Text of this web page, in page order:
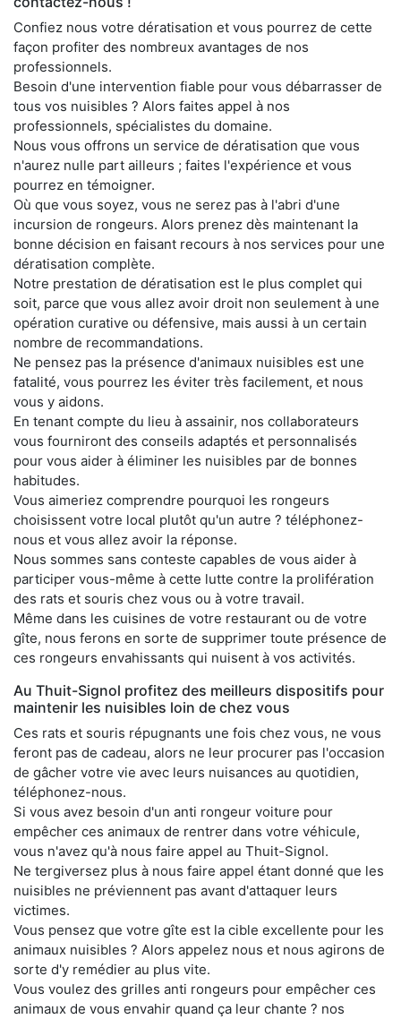
Confiez nous votre dératisation et vous pourrez de cette
façon profiter des nombreux avantages de nos
professionnels.
Besoin d'une intervention fiable pour vous débarrasser de
tous vos nuisibles ? Alors faites appel à nos
professionnels, spécialistes du domaine.
Nous vous offrons un service de dératisation que vous
n'aurez nulle part ailleurs ; faites l'expérience et vous
pourrez en témoigner.
Où que vous soyez, vous ne serez pas à l'abri d'une
incursion de rongeurs. Alors prenez dès maintenant la
bonne décision en faisant recours à nos services pour une
dératisation complète.
Notre prestation de dératisation est le plus complet qui
soit, parce que vous allez avoir droit non seulement à une
opération curative ou défensive, mais aussi à un certain
nombre de recommandations.
Ne pensez pas la présence d'animaux nuisibles est une
fatalité, vous pourrez les éviter très facilement, et nous
vous y aidons.
En tenant compte du lieu à assainir, nos collaborateurs
vous fourniront des conseils adaptés et personnalisés
pour vous aider à éliminer les nuisibles par de bonnes
habitudes.
Vous aimeriez comprendre pourquoi les rongeurs
choisissent votre local plutôt qu'un autre ? téléphonez-
nous et vous allez avoir la réponse.
Nous sommes sans conteste capables de vous aider à
participer vous-même à cette lutte contre la prolifération
des rats et souris chez vous ou à votre travail.
Même dans les cuisines de votre restaurant ou de votre
gîte, nous ferons en sorte de supprimer toute présence de
ces rongeurs envahissants qui nuisent à vos activités.
Au Thuit-Signol profitez des meilleurs dispositifs pour
maintenir les nuisibles loin de chez vous
Ces rats et souris répugnants une fois chez vous, ne vous
feront pas de cadeau, alors ne leur procurer pas l'occasion
de gâcher votre vie avec leurs nuisances au quotidien,
téléphonez-nous.
Si vous avez besoin d'un anti rongeur voiture pour
empêcher ces animaux de rentrer dans votre véhicule,
vous n'avez qu'à nous faire appel au Thuit-Signol.
Ne tergiversez plus à nous faire appel étant donné que les
nuisibles ne préviennent pas avant d'attaquer leurs
victimes.
Vous pensez que votre gîte est la cible excellente pour les
animaux nuisibles ? Alors appelez nous et nous agirons de
sorte d'y remédier au plus vite.
Vous voulez des grilles anti rongeurs pour empêcher ces
animaux de vous envahir quand ça leur chante ? nos